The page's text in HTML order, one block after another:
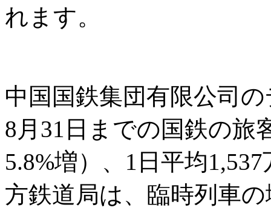
れます。
中国国鉄集団有限公司
8月31日までの国鉄の旅
5.8%増）、1日平均
方鉄道局は、臨時列車